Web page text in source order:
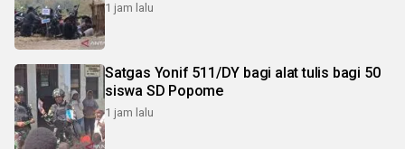
1 jam lalu
Satgas Yonif 511/DY bagi alat tulis bagi 50
siswa SD Popome
1 jam lalu